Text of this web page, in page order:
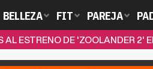
BELLEZA FIT PAREJA
AL ESTRENO DE 'ZOOLANDER 2'